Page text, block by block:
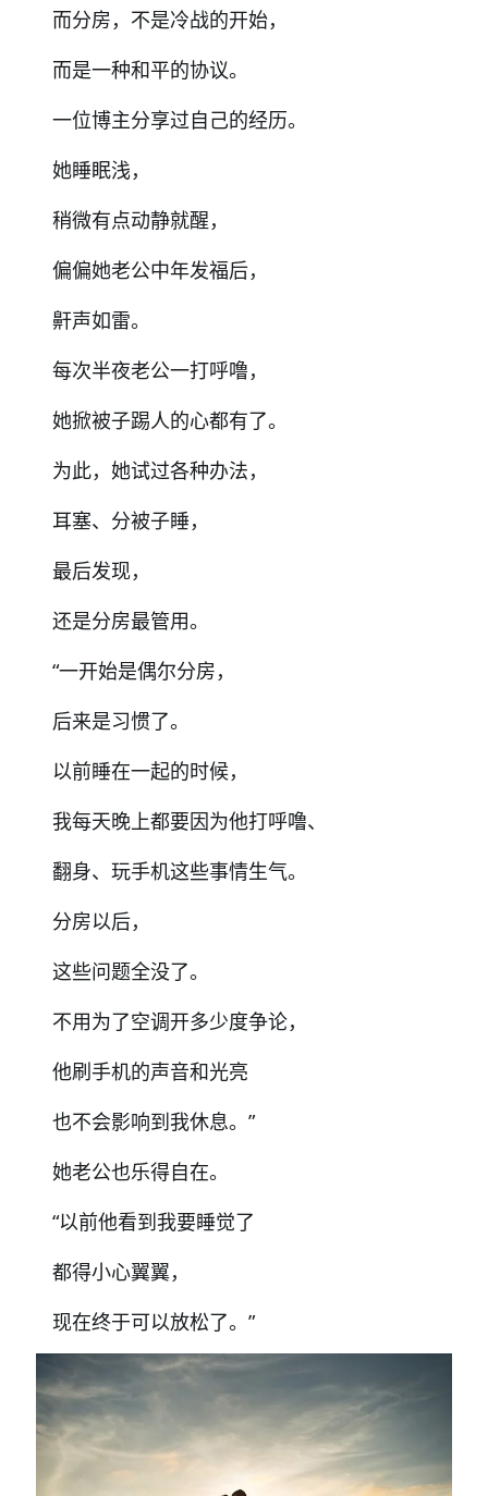
而分房，不是冷战的开始，
而是一种和平的协议。
一位博主分享过自己的经历。
她睡眠浅，
稍微有点动静就醒，
偏偏她老公中年发福后，
鼾声如雷。
每次半夜老公一打呼噜，
她掀被子踢人的心都有了。
为此，她试过各种办法，
耳塞、分被子睡，
最后发现，
还是分房最管用。
“一开始是偶尔分房，
后来是习惯了。
以前睡在一起的时候，
我每天晚上都要因为他打呼噜、
翻身、玩手机这些事情生气。
分房以后，
这些问题全没了。
不用为了空调开多少度争论，
他刷手机的声音和光亮
也不会影响到我休息。”
她老公也乐得自在。
“以前他看到我要睡觉了
都得小心翼翼，
现在终于可以放松了。”